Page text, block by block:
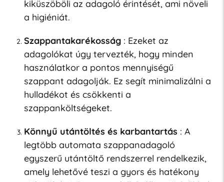
kiküszöböli az adagoló érintését, ami növeli
a higiéniát.
Szappantakarékosság: Ezeket az
adagolókat úgy tervezték, hogy minden
használatkor a pontos mennyiségű
szappant adagolják. Ez segít minimalizálni a
hulladékot és csökkenti a
szappanköltségeket.
Könnyű utántöltés és karbantartás : A
legtöbb automata szappanadagoló
egyszerű utántöltő rendszerrel rendelkezik,
amely lehetővé teszi a gyors és hatékony